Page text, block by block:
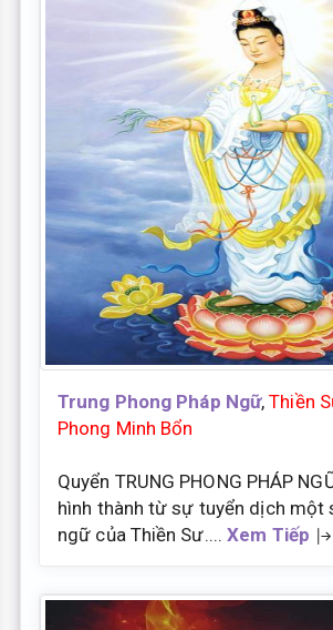
Trung Phong Pháp Ngữ,Thiền
Phong Minh Bổn
Quyển TRUNG PHONG PHÁP
hình thành từ sự tuyển dịch một
ngữ của Thiền Sư....Xem Tiếp